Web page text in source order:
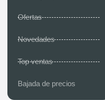
Ofertas
Novedades
Top ventas
Bajada de precios